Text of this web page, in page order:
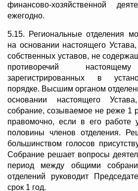
финансово-хозяйственной
ежегодно.
5.15. Региональные отделения
на основании настоящего
собственных уставов, не
противоречий
зарегистрированных в
порядке. Высшим органом
основании настоящего
собрание, созываемое не реже 1
правомочно, если в его работе
половины членов отделения.
большинством голосов
Собрание решает вопросы
период между общими
отделений руководит
срок 1 год.